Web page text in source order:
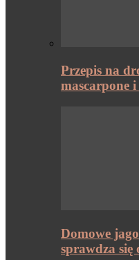
Przepis na
mascarpone
Domowe
sprawdza się